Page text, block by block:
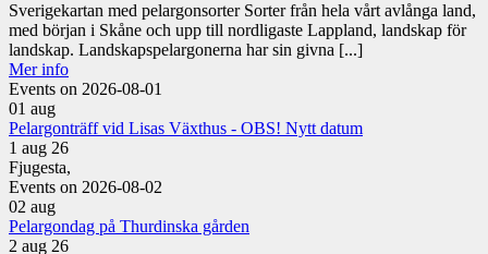
Sverigekartan med pelargonsorter Sorter från hela vårt avlånga land,
med början i Skåne och upp till nordligaste Lappland, landskap för
landskap. Landskapspelargonerna har sin givna [...]
Mer info
Events on 2026-08-01
01 aug
Pelargonträff vid Lisas Växthus - OBS! Nytt datum
1 aug 26
Fjugesta,
Events on 2026-08-02
02 aug
Pelargondag på Thurdinska gården
2 aug 26